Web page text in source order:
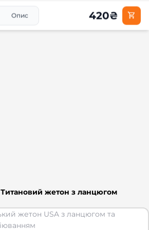
Титановий жетон з ланцюгом
Опис 420₴